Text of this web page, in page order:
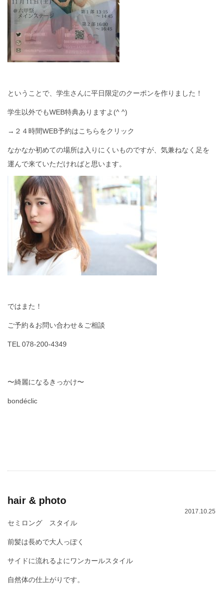
ということで、学生さんに平日限定のクーポンを作りました！
学生以外でもWEB特典ありますよ(^ ^)
→２４時間WEB予約はこちらをクリック
なかなか初めての場所は入りにくいものですが、気兼ねなく足を
運んで来ていただければと思います。
ではまた！
ご予約＆お問い合わせ＆ご相談
TEL 078-200-4349
〜綺麗になるきっかけ〜
bondéclic
hair & photo
2017.10.25
セミロング スタイル
前髪は長めで大人っぽく
サイドに流れるよにワンカールスタイル
自然体の仕上がりです。